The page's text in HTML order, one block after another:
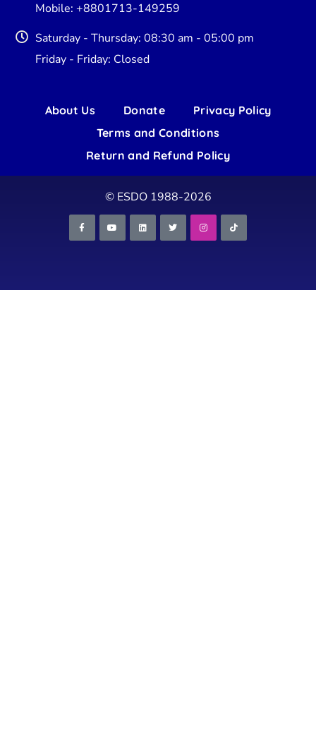
Mobile: +8801713-149259
Saturday - Thursday: 08:30 am - 05:00 pm
Friday - Friday: Closed
About Us Donate
Privacy Policy
Terms and Conditions
Return and Refund Policy
© ESDO 1988-2026